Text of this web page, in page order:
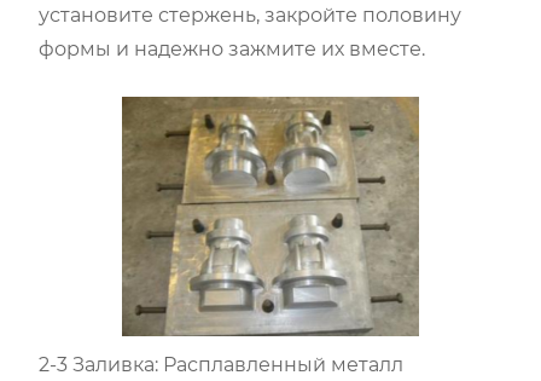
установите стержень, закройте половину
формы и надежно зажмите их вместе.
2-3 Заливка: Расплавленный металл